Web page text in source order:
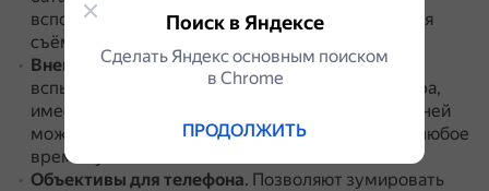
вспомогательного средства освещения во время
съёмки на фронтальную камеру.
Внешняя вспышка.Компактная светодиодная
вспышка работает от собственного аккумулятора,
имеет функцию регулировки уровня яркости.
С ней
можно получать отчётливые светлые снимки в любое
время суток.
Объективы для телефона. Позволяют зумировать
Поиск в Яндексе
Сделать Яндекс основным поиском
в Сhrome
ПРОДОЛЖИТЬ